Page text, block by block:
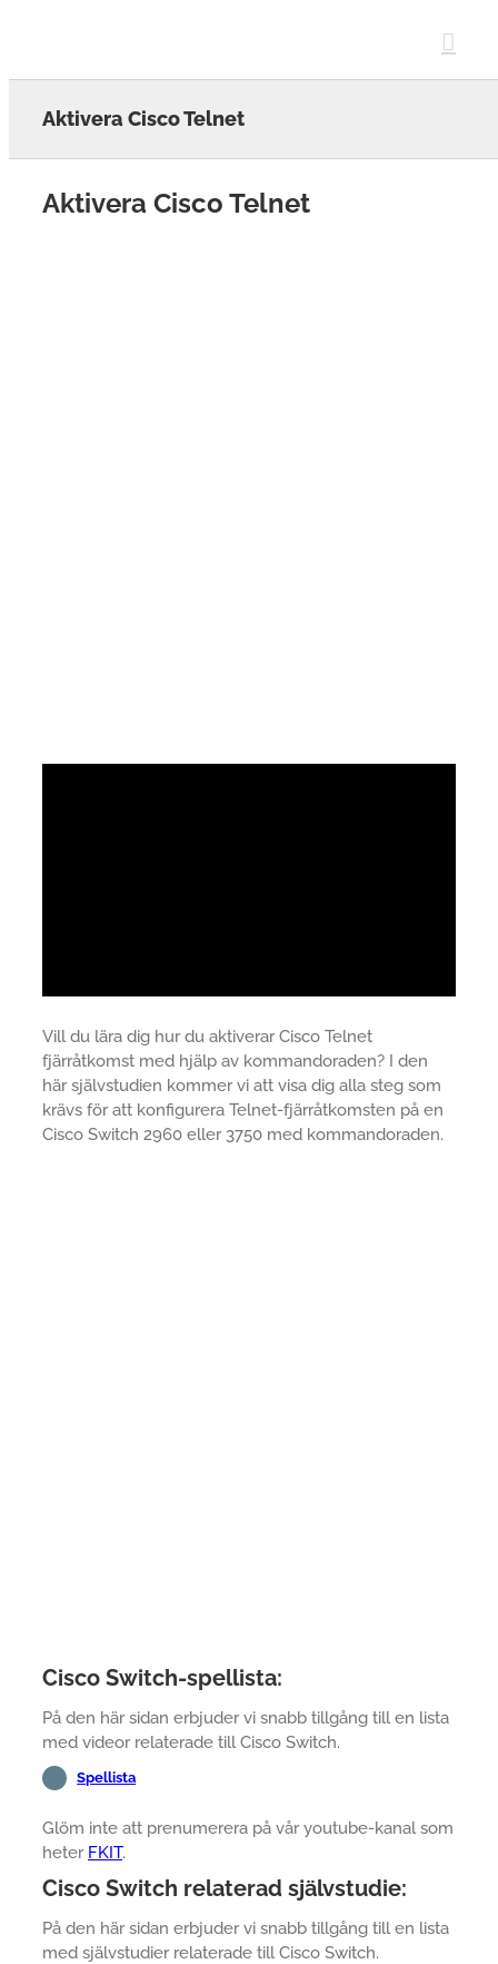
Aktivera Cisco Telnet
Aktivera Cisco Telnet
Vill du lära dig hur du aktiverar Cisco Telnet
fjärråtkomst med hjälp av kommandoraden? I den
här självstudien kommer vi att visa dig alla steg som
krävs för att konfigurera Telnet-fjärråtkomsten på en
Cisco Switch 2960 eller 3750 med kommandoraden.
Cisco Switch-spellista:
På den här sidan erbjuder vi snabb tillgång till en lista
med videor relaterade till Cisco Switch.
Spellista
Glöm inte att prenumerera på vår youtube-kanal som
heter FKIT.
Cisco Switch relaterad självstudie:
På den här sidan erbjuder vi snabb tillgång till en lista
med självstudier relaterade till Cisco Switch.